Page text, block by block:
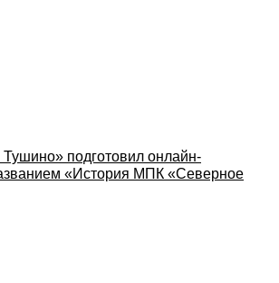
подготовил онлайн-
«История МПК «Северное